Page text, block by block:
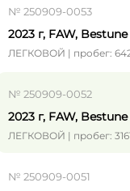
№ 250909-0053
2023 г, FAW,
ЛЕГКОВОЙ | пробег:
№ 250909-0052
2023 г, FAW,
ЛЕГКОВОЙ | пробег:
№ 250909-0051